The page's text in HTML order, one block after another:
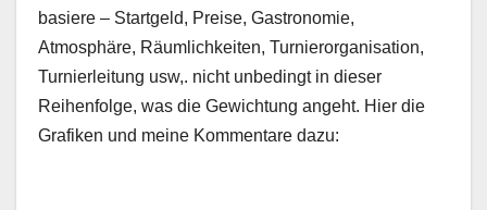
basiere – Startgeld, Preise, Gastronomie,
Atmosphäre, Räumlichkeiten, Turnierorganisation,
Turnierleitung usw,. nicht unbedingt in dieser
Reihenfolge, was die Gewichtung angeht. Hier die
Grafiken und meine Kommentare dazu: